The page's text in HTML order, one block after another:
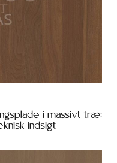
i massivt træ:
indsigt